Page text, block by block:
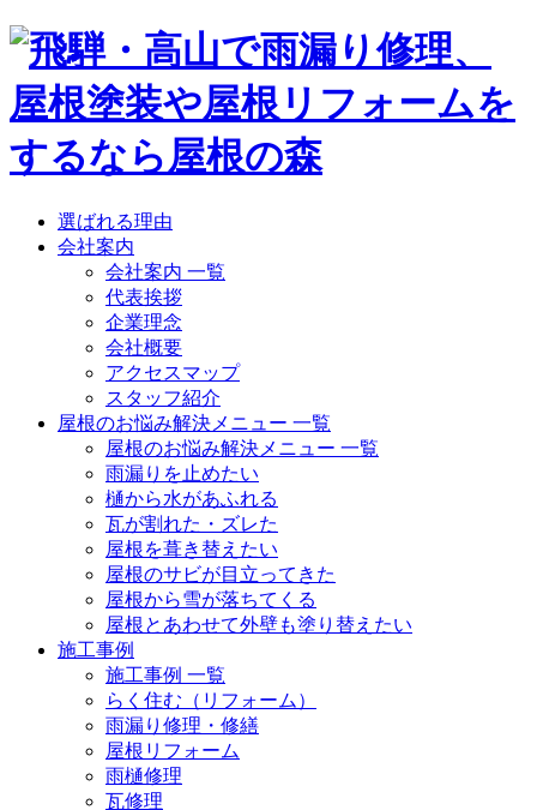
選ばれる理由
会社案内
会社案内 一覧
代表挨拶
企業理念
会社概要
アクセスマップ
スタッフ紹介
屋根のお悩み解決メニュー 一覧
屋根のお悩み解決メニュー 一覧
雨漏りを止めたい
樋から水があふれる
瓦が割れた・ズレた
屋根を葺き替えたい
屋根のサビが目立ってきた
屋根から雪が落ちてくる
屋根とあわせて外壁も塗り替えたい
施工事例
施工事例 一覧
らく住む（リフォーム）
雨漏り修理・修繕
屋根リフォーム
雨樋修理
瓦修理